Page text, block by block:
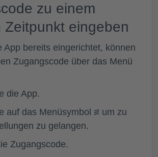
zu einem
Zeitpunkt eingeben
App bereits eingerichtet, können
Zugangscode über das Menü
die App.
auf das Menüsymbol ꠵ um zu
zu gelangen.
Zugangscode.